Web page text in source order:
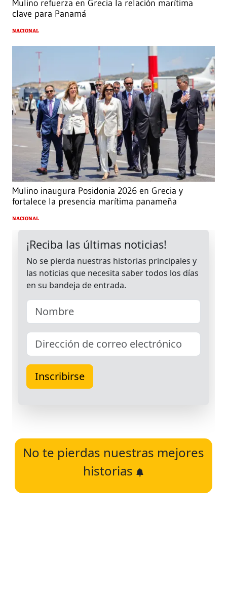
Mulino refuerza en Grecia la relación marítima
clave para Panamá
NACIONAL
Mulino inaugura Posidonia 2026 en Grecia y
fortalece la presencia marítima panameña
NACIONAL
No te pierdas nuestras mejores
historias